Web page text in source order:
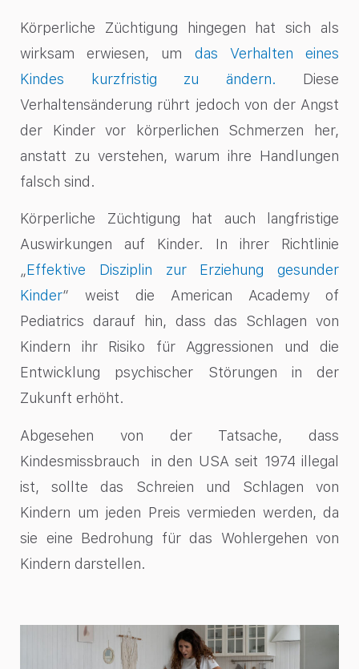
Körperliche Züchtigung hingegen hat sich als
wirksam erwiesen, um das Verhalten eines
Kindes kurzfristig zu ändern. Diese
Verhaltensänderung rührt jedoch von der Angst
der Kinder vor körperlichen Schmerzen her,
anstatt zu verstehen, warum ihre Handlungen
falsch sind.
Körperliche Züchtigung hat auch langfristige
Auswirkungen auf Kinder. In ihrer Richtlinie
„Effektive Disziplin zur Erziehung gesunder
Kinder“ weist die American Academy of
Pediatrics darauf hin, dass das Schlagen von
Kindern ihr Risiko für Aggressionen und die
Entwicklung psychischer Störungen in der
Zukunft erhöht.
Abgesehen von der Tatsache, dass
Kindesmissbrauch in den USA seit 1974 illegal
ist, sollte das Schreien und Schlagen von
Kindern um jeden Preis vermieden werden, da
sie eine Bedrohung für das Wohlergehen von
Kindern darstellen.